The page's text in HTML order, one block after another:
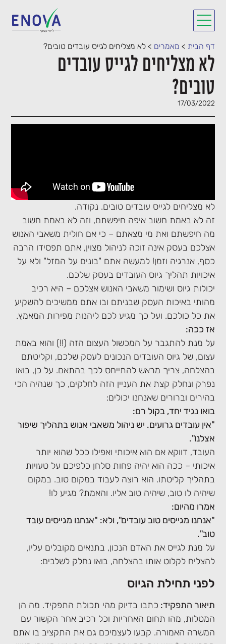
דף הבית > מאמרים >לא מצליחים לגייס עובדים טובים?
לא מצליחים לגייס עובדים
טובים?
17/03/2022
לא מצליחים לגייס עובדים טובים. נקודה.
זה לא באמת חשוב איפה חיפשתם, וזה לא באמת חשוב
מה חיפשתם ואת מי מצאתם – כי אם חולית משאבי האנוש
אצלכם בעסק אינה זוכה לניהול מצוין, אתם תפסידו הרבה
כסף, אנרגיה וזמן! למעשה אתם "בונים על המזל" ולא על
איכויות תהליך גיוס העובדים בעסק שלכם.
יכולות גיוס ושימור משאבי האנוש אצלכם – היא רכיב
מהותי באיכות העסק שבניתם ובו אתם ממשיכים להשקיע
את כל כולכם. ועל כך מגיע לכם ליהנות מפירות המאמץ.
אז ככה:
על מנת להתגבר על המכשול העצום הזה (!!) והוא באמת
עצום, של גיוס העובדים הנכונים לעסק שלכם, וקליטתם
בהצלחה, צריך מראש להתייחס לכך בהתאם. על כן, בואו
נפרק ונחלק קצת את העניין הזה לחלקים, כך שנהיה הכי
בהירים וברורים שאנחנו יכולים:
בואו נגיד יחד, בקול רם:
"אין עובדים גרועים. יש ניהול משאבי אנוש בתהליך שיפור
אצלנו".
העובד, דווקא אם הוא איכותי ואפילו ככל שהוא יותר
איכותי – ככה הוא יהיה פחות סלחן כלפיכם על טעויות
בתהליך קליטתו. הוא רוצה לעבוד במקום טוב. במקום
שיהיה לו טוב, שיהיה טוב אליו. והאמת? מגיע לו!
אמרו מהיום:
"אנחנו מגייסים טוב עובדים", ולא: "אנחנו מגייסים עובד
טוב".
על מנת לגייס את האדם הנכון, בתנאים מקובלים עליו,
להצליח לקלוט אותו בהצלחה, בואו נחלק לשלבים:
לפני תחילת הגיוס
תיאור התפקיד: כתבו בדיוק מהי תכולת התפקיד. מה הן
המטלות, מהו תחום האחריות וכל רכיב אחר הקשור עם
המשרה האמורה. קבעו לעצמיכם גם את התקציב בו אתם